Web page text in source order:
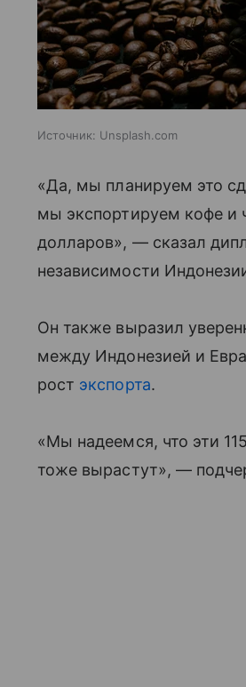
Источник: Unsplash.com
«Да, мы планируем это
мы экспортируем кофе и
долларов», — сказал
независимости
Он также выразил
между Индонезией и
рост экспорта.
«Мы надеемся, что эти
тоже вырастут», —